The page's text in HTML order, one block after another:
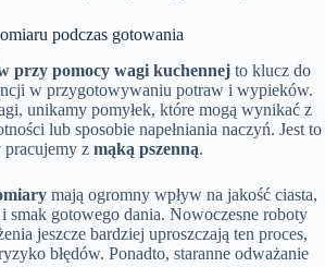
podczas gotowania
przy pomocy wagi kuchennej to klucz do
w przygotowywaniu potraw i wypieków.
unikamy pomyłek, które mogą wynikać z
lub sposobie napełniania naczyń. Jest to
pracujemy z mąką pszenną.
mają ogromny wpływ na jakość ciasta,
smak gotowego dania. Nowoczesne roboty
jeszcze bardziej uproszczają ten proces,
błędów. Ponadto, staranne odważanie